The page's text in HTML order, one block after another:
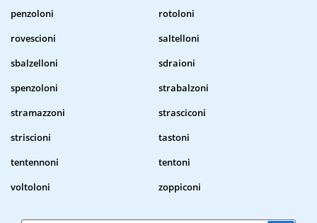
penzoloni
rotoloni
rovescioni
saltelloni
sbalzelloni
sdraioni
spenzoloni
strabalzoni
stramazzoni
strasciconi
striscioni
tastoni
tentennoni
tentoni
voltoloni
zoppiconi